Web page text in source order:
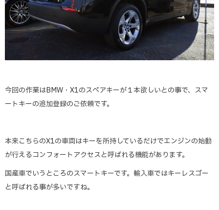
今回の作業はBMW・X1のスペアキーが１本欲しいとの事で、スマ
ートキーの追加登録のご依頼です。
本来こちらのX1の車両はキーを所持しているだけでエンジンの始動
が行えるコンフォートアクセスと呼ばれる機能があります。
国産車でいうところのスマートキーです。輸入車ではキーレスゴー
と呼ばれる事が多いですね。